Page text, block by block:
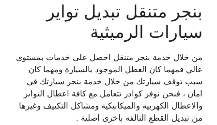
بنجر متنقل تبديل تواير
سيارات الرميثية
من خلال خدمة بنجر متنقل احصل على خدمات بمستوى
عالي فمهما كان العطل الموجود بالسيارة ومهما كان
سبب توقف سيارتك من خلال خدمة بنجر سيارتك في
امان ، فنحن نوفر كوادر تتعامل مع كافة اعطال التواير
والاعطال الكهربية والميكانيكية ومشاكل التكييف وغيرها
من تبديل القطع التالفة باخرى اصلية .